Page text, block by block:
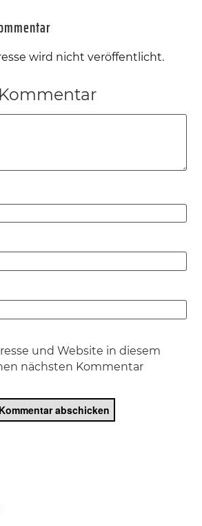
wird nicht veröffentlicht.
Kommentar
und Website in diesem
nächsten Kommentar